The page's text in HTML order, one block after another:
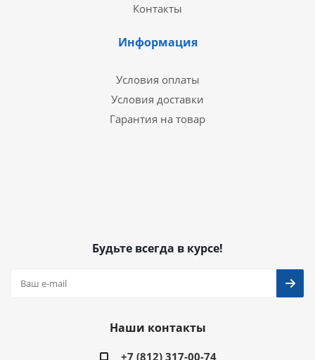
Контакты
Информация
Условия оплаты
Условия доставки
Гарантия на товар
Будьте всегда в курсе!
Наши контакты
+7 (812) 317-00-74